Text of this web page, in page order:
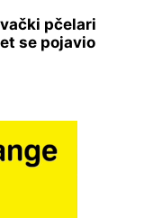
pčelari
se pojavio